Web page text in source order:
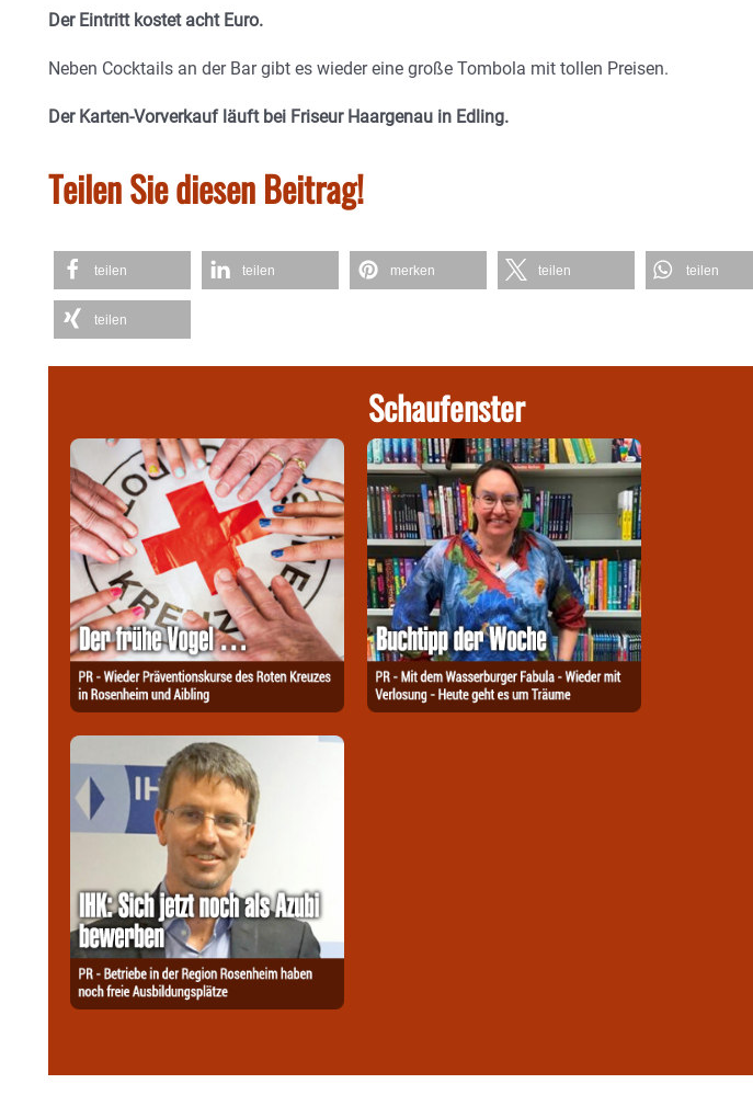
Der Eintritt kostet acht Euro.
Neben Cocktails an der Bar gibt es wieder eine große Tombola mit tollen Preisen.
Der Karten-Vorverkauf läuft bei Friseur Haargenau in Edling.
Teilen Sie diesen Beitrag!
teilen teilen merken teilen teilen
teilen
Schaufenster